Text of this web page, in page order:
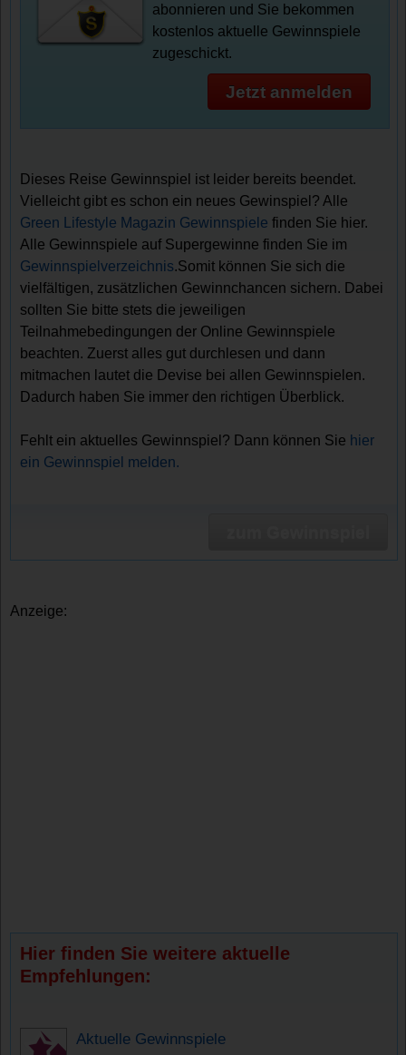
abonnieren und Sie bekommen
kostenlos aktuelle Gewinnspiele
zugeschickt.
Jetzt anmelden
Dieses Reise Gewinnspiel ist leider bereits beendet.
Vielleicht gibt es schon ein neues Gewinspiel? Alle
Green Lifestyle Magazin Gewinnspiele finden Sie hier.
Alle Gewinnspiele auf Supergewinne finden Sie im
Gewinnspielverzeichnis.Somit können Sie sich die
vielfältigen, zusätzlichen Gewinnchancen sichern. Dabei
sollten Sie bitte stets die jeweiligen
Teilnahmebedingungen der Online Gewinnspiele
beachten. Zuerst alles gut durchlesen und dann
mitmachen lautet die Devise bei allen Gewinnspielen.
Dadurch haben Sie immer den richtigen Überblick.
Fehlt ein aktuelles Gewinnspiel? Dann können Sie hier
ein Gewinnspiel melden.
Anzeige:
Hier finden Sie weitere aktuelle
Empfehlungen:
Aktuelle Gewinnspiele